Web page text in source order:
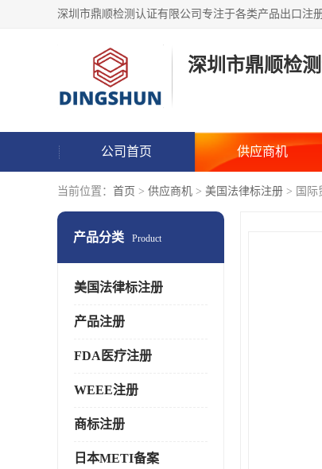
深圳市鼎顺检
公司首页 供应商机
当前位置： 首页 > 供应商机 > 美国法律标注册 > 国际
产品分类 Product
美国法律标注册
产品注册
FDA医疗注册
WEEE注册
商标注册
日本METI备案